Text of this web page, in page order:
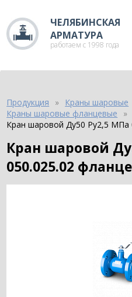
ЧЕЛЯБИНСКАЯ
АРМАТУРА
работаем с 1998 года
Продукция
Краны шаровые
Краны шаровые фланцевые
Кран шаровой Ду50 Ру2,5 МПа
Кран шаровой Ду50 Ру2,5 МПа
050.025.02